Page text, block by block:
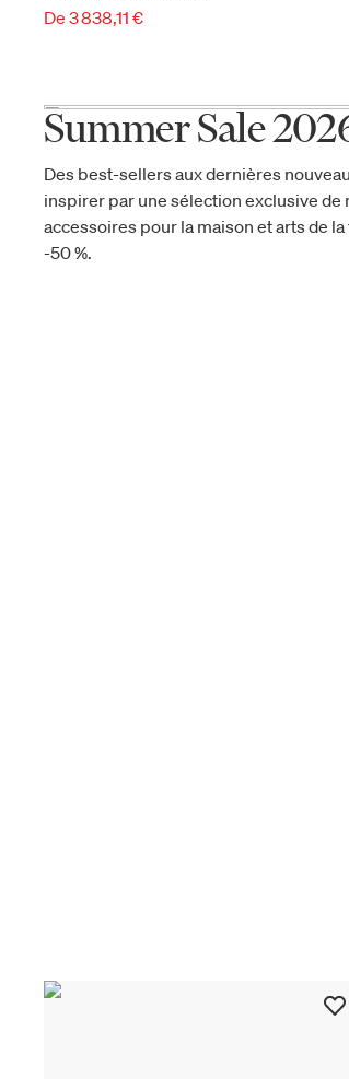
De 3 838,11 €
Summer Sale
Des best-sellers aux dernières
inspirer par une sélection exclusive
accessoires pour la maison et arts de
-50 %.